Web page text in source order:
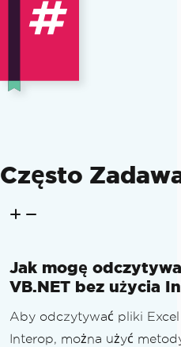
Często
Jak mogę
VB.NET bez użycia
Aby odczytywać pliki
Interop, można użyć